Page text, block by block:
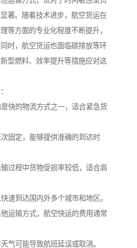
著。随着技术进步，航空货运在
等方面的专业化程度不断提升，
时，航空货运也面临碳排放等环
型燃料、效率提升等措施应对这
快的物流方式之一，适合紧急货
固定，能够提供准确的到达时
过程中货物受损率较低，适合高
速到达国内外多个城市和地区。
运输方式，航空快运的费用通常
气可能导致航班延误或取消。